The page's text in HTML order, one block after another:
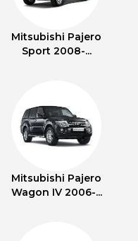
Mitsubishi Pajero
Sport 2008-...
Mitsubishi Pajero
Wagon IV 2006-...